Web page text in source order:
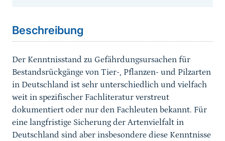
Beschreibung
Der Kenntnisstand zu Gefährdungsursachen für
Bestandsrückgänge von Tier-, Pflanzen- und Pilzarten
in Deutschland ist sehr unterschiedlich und vielfach
weit in spezifischer Fachliteratur verstreut
dokumentiert oder nur den Fachleuten bekannt. Für
eine langfristige Sicherung der Artenvielfalt in
Deutschland sind aber insbesondere diese Kenntnisse